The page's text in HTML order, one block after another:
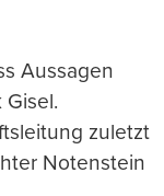
Aussagen
Gisel.
zuletzt
Notenstein